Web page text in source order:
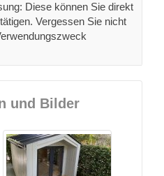
Diese können Sie direkt
Vergessen Sie nicht
und Bilder